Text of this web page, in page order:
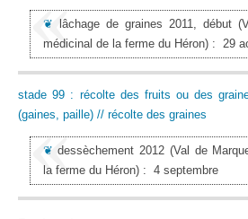
❦ lâchage de graines 2011, début
médicinal de la ferme du Héron): 29
stade 99 : récolte des fruits ou des
(gaines, paille) // récolte des graines
❦dessèchement 2012 (Val de
la ferme du Héron): 4 septembre